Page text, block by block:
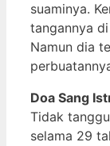
suaminya.
tangannya
Namun dia
Doa Sang
Tidak
selama 29